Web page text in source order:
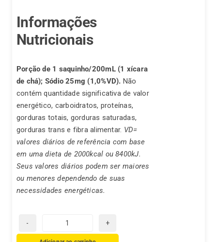
Informações
Nutricionais
Porção de 1 saquinho/200mL (1 xícara
de chá); Sódio 25mg (1,0%VD).
contém quantidade significativa de valor
energético, carboidratos, proteínas,
gorduras totais, gorduras saturadas,
gorduras trans e fibra alimentar. VD=
valores diários de referência com base
em uma dieta de 2000kcal ou 8400kJ.
Seus valores diários podem ser maiores
ou menores dependendo de suas
necessidades energéticas.
Chá